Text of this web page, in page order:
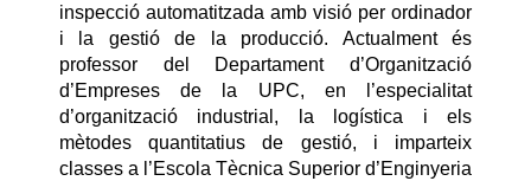
inspecció automatitzada amb visió per ordinador
i la gestió de la producció. Actualment és
professor del Departament d’Organització
d’Empreses de la UPC, en l’especialitat
d’organització industrial, la logística i els
mètodes quantitatius de gestió, i imparteix
classes a l’Escola Tècnica Superior d’Enginyeria